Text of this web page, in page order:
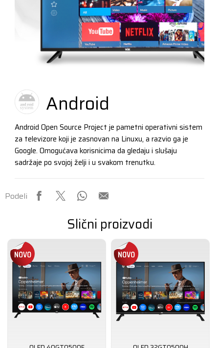
Android
Android Open Source Project je pametni operativni sistem
za televizore koji je zasnovan na Linuxu, a razvio ga je
Google. Omogućava korisnicima da gledaju i slušaju
sadržaje po svojoj želji i u svakom trenutku.
Podeli
Slični proizvodi